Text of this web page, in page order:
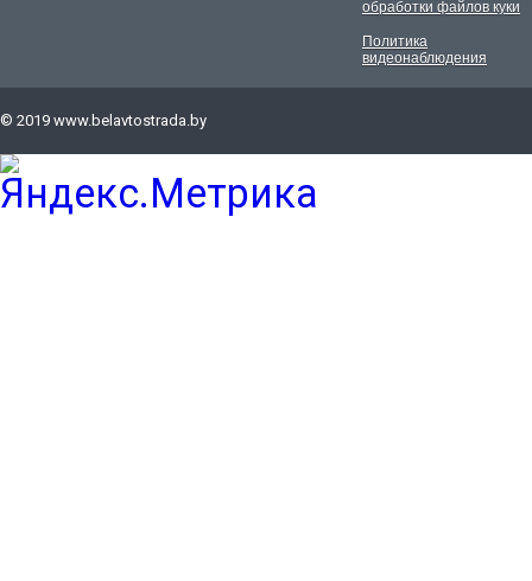
обработки файлов куки
Политика
видеонаблюдения
© 2019 www.belavtostrada.by